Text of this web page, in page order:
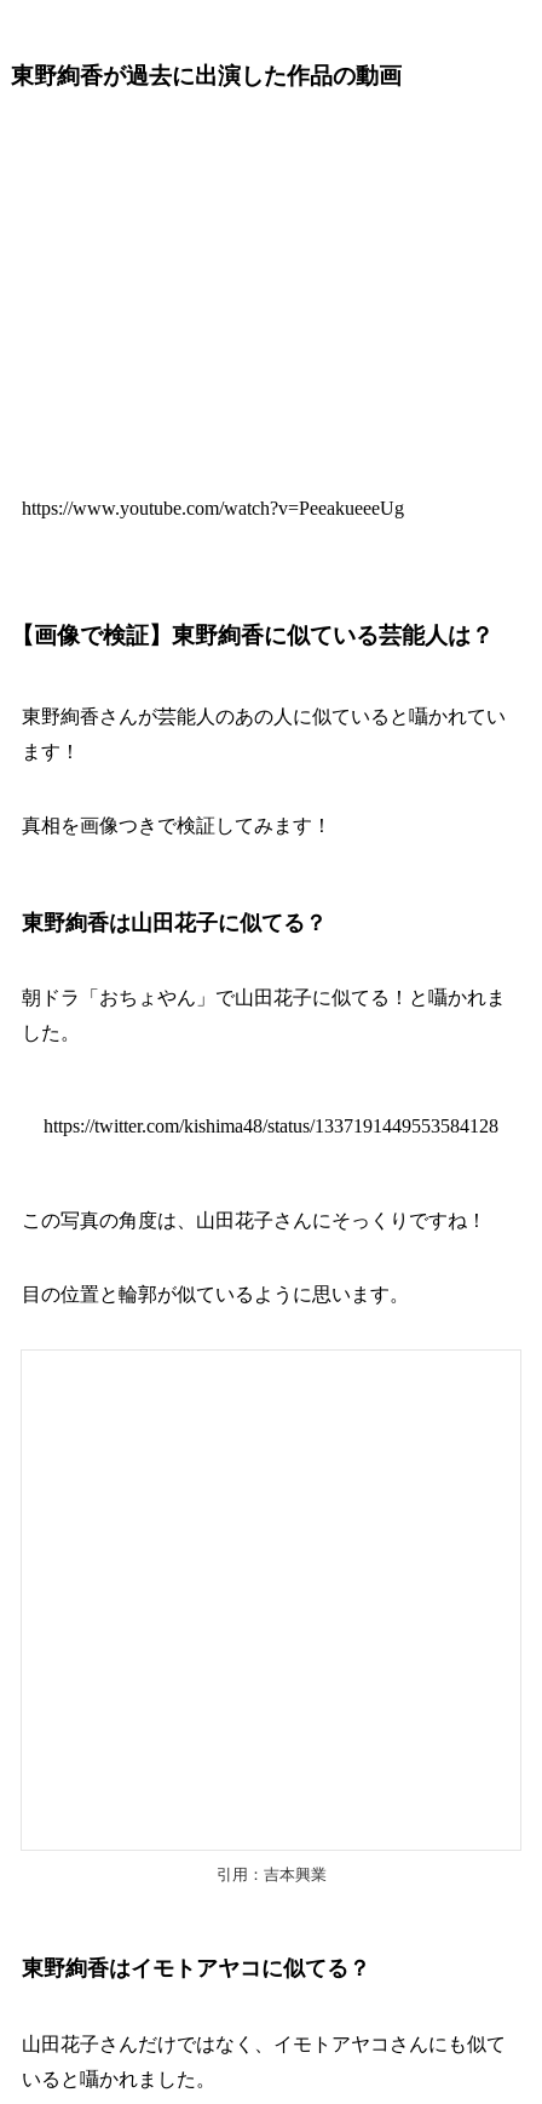
東野絢香が過去に出演した作品の動画
https://www.youtube.com/watch?v=PeeakueeeUg
【画像で検証】東野絢香に似ている芸能人は？
東野絢香さんが芸能人のあの人に似ていると囁かれてい
ます！
真相を画像つきで検証してみます！
東野絢香は山田花子に似てる？
朝ドラ「おちょやん」で山田花子に似てる！と囁かれま
した。
https://twitter.com/kishima48/status/1337191449553584128
この写真の角度は、山田花子さんにそっくりですね！
目の位置と輪郭が似ているように思います。
引用： 吉本興業
東野絢香はイモトアヤコに似てる？
山田花子さんだけではなく、イモトアヤコさんにも似て
いると囁かれました。